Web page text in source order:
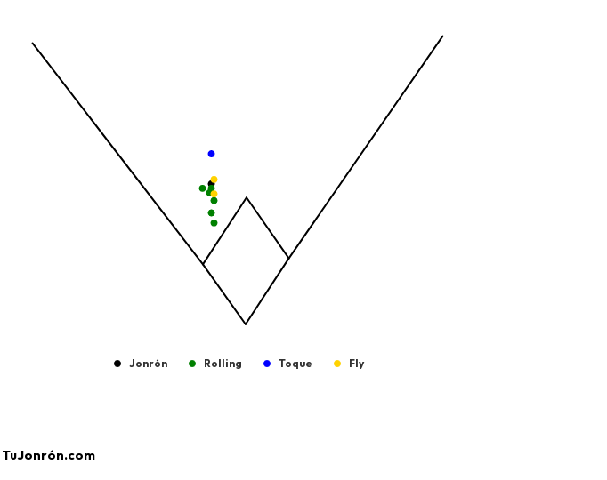
The chart has 1 X axis displaying values. Data ranges from -2.45 to 245.
The chart has 1 Y axis displaying values. Data ranges from -206.84 to -85.
Jonrón Rolling Toque Fly
TuJonrón.com